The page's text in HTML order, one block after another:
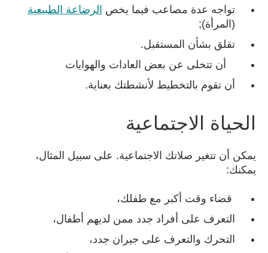
تواجه عدة مصاعب فيما يخص الرضاعة الطبيعية
(المرأة);
تقلق بشأن المستقبل.
أن تتخلى عن بعض العادات والهوايات
أن تقوم بالتخطيط لأنشطتك بعناية.
الحياة الاجتماعية
يمكن أن تتغير صلاتك الاجتماعية. على سبيل المثال،
يمكنك:
قضاء وقت أكبر مع طفلك،
التعرف على أفراد جدد ممن لديهم أطفال،
التحرك والتعرف على جيران جدد،